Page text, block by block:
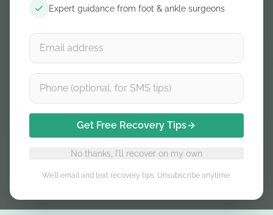
Expert guidance from foot & ankle surgeons
Get Free Recovery Tips
No thanks, I'll recover on my own
We'll email and text recovery tips. Unsubscribe anytime.